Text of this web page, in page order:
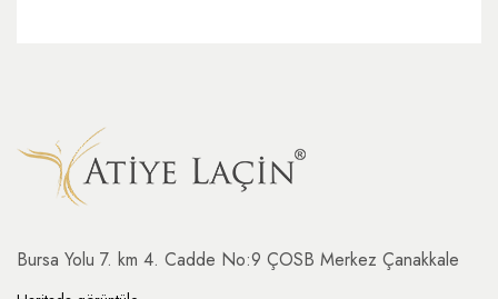
Bursa Yolu 7. km 4. Cadde No:9 ÇOSB Merkez Çanakkale